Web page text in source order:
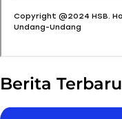
Berita Terbaru